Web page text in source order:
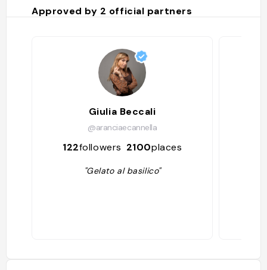
Approved by 2 official partners
Giulia Beccali
@aranciaecannella
122followers 2100places
"Gelato al basilico"